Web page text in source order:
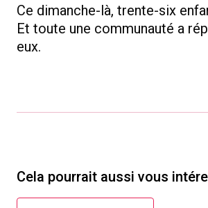
Ce dimanche-là, trente-six
Et toute une communauté a
eux.
Cela pourrait aussi vous